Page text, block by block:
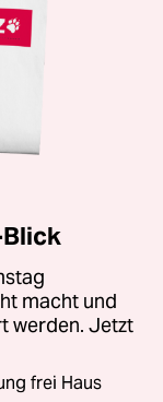
macht und
werden. Jetzt
frei Haus